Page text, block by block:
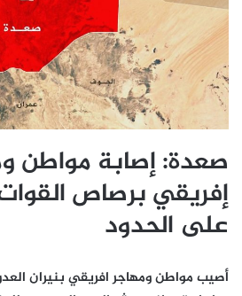
صعدة: إصابة مواطن
إفريقي برصاص
على الحدود
أصيب مواطن ومهاجر افريقي بنيران